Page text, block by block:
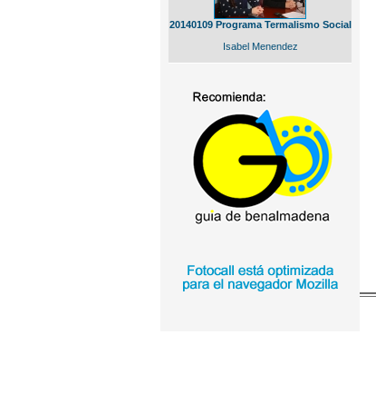
20140109 Programa Termalismo Social
Isabel Menendez